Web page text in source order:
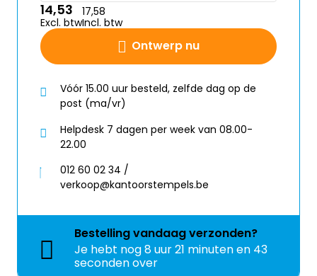
Ontwerp nu
14,53
Excl. btw
17,58
Incl. btw
Vóór 15.00 uur besteld, zelfde dag op de
post (ma/vr)
Helpdesk 7 dagen per week van 08.00-
22.00
012 60 02 34 /
verkoop@kantoorstempels.be
Bestellingvandaagverzonden?
Je hebt nog8 uur 21 minuten en 43
seconden over